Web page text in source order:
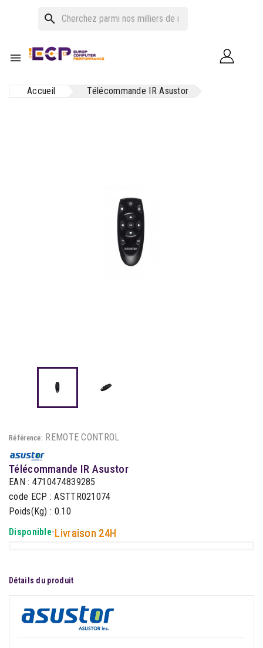
search

Accueil Télécommande IR Asustor
Référence: REMOTE CONTROL
Télécommande IR Asustor
EAN : 4710474839285
code ECP : ASTTR021074
Poids(Kg) : 0.10
Disponible-Livraison 24H
Détails du produit